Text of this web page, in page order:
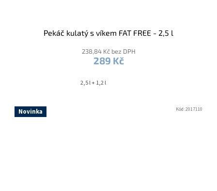
Pekáč kulatý s víkem FAT FREE - 2,5 l
238,84 Kč bez DPH
289 Kč
2,5 l + 1,2 l
Novinka Kód:2017110